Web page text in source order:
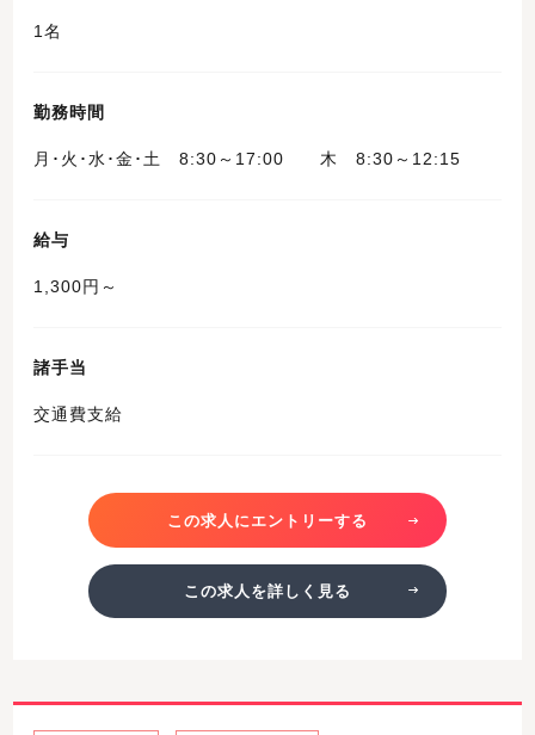
1名
勤務時間
月･火･水･金･土 8:30～17:00 木 8:30～12:15
給与
1,300円～
諸手当
交通費支給
この求人にエントリーする
この求人を詳しく見る